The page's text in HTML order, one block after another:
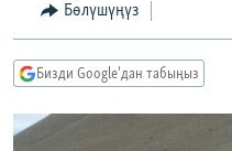
МАДАНИЯТ
ТВ ПРОГРАММАЛАР
ЭКСПЕРТТЕР ТАЛДАЙТ
ӨЗГӨЧӨ ПИКИР
Бөлүшүңүз
Бизди Google'дан табыңыз